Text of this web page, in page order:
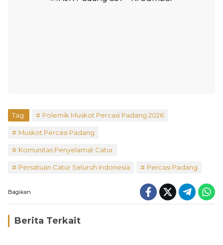
Tag: Polemik Muskot Percasi Padang 2026
Muskot Percasi Padang
Komunitas Penyelamat Catur
Persatuan Catur Seluruh Indonesia Percasi Padang
Bagikan
Berita Terkait